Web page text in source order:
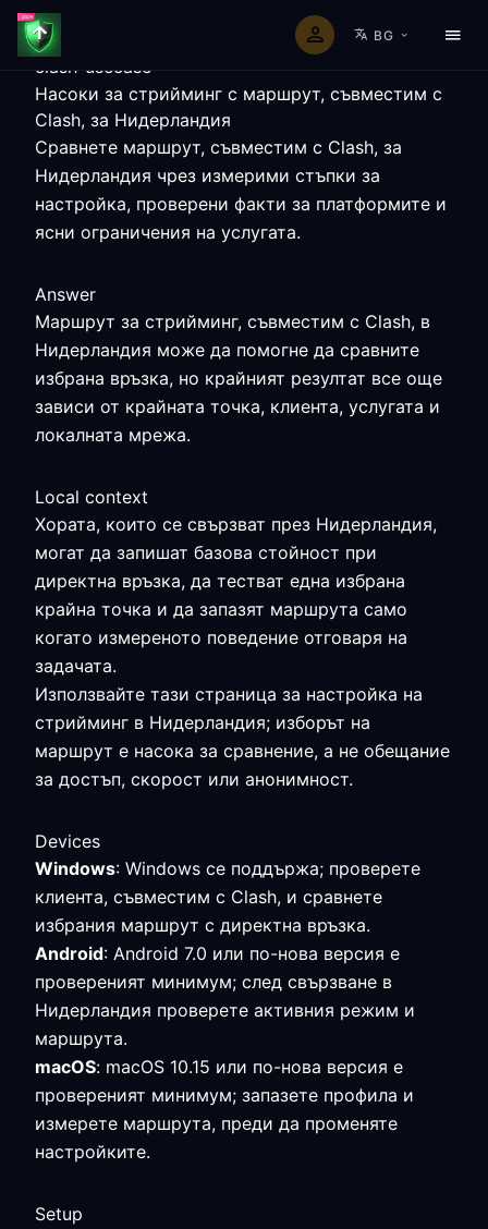
BG
clash-usecase
Насоки за стрийминг с маршрут, съвместим с
Clash, за Нидерландия
Сравнете маршрут, съвместим с Clash, за
Нидерландия чрез измерими стъпки за
настройка, проверени факти за платформите и
ясни ограничения на услугата.
Answer
Маршрут за стрийминг, съвместим с Clash, в
Нидерландия може да помогне да сравните
избрана връзка, но крайният резултат все още
зависи от крайната точка, клиента, услугата и
локалната мрежа.
Local context
Хората, които се свързват през Нидерландия,
могат да запишат базова стойност при
директна връзка, да тестват една избрана
крайна точка и да запазят маршрута само
когато измереното поведение отговаря на
задачата.
Използвайте тази страница за настройка на
стрийминг в Нидерландия; изборът на
маршрут е насока за сравнение, а не обещание
за достъп, скорост или анонимност.
Devices
Windows: Windows се поддържа; проверете
клиента, съвместим с Clash, и сравнете
избрания маршрут с директна връзка.
Android: Android 7.0 или по-нова версия е
провереният минимум; след свързване в
Нидерландия проверете активния режим и
маршрута.
macOS: macOS 10.15 или по-нова версия е
провереният минимум; запазете профила и
измерете маршрута, преди да променяте
настройките.
Setup